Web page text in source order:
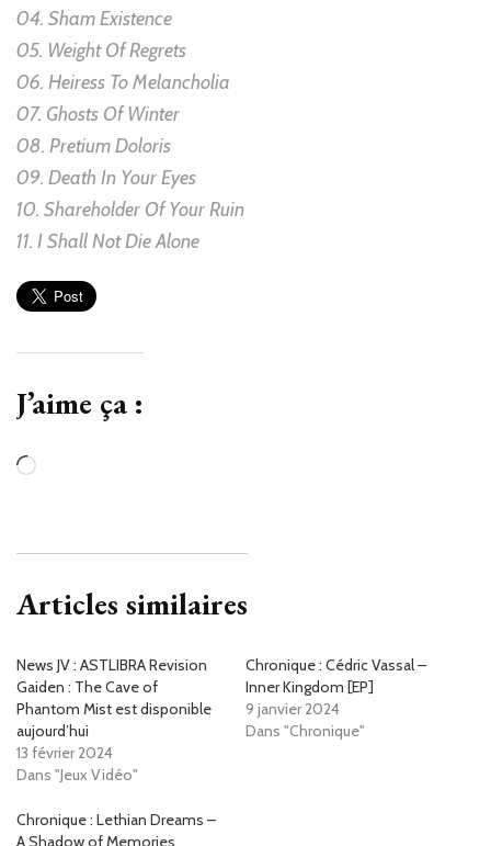
04. Sham Existence
05. Weight Of Regrets
06. Heiress To Melancholia
07. Ghosts Of Winter
08. Pretium Doloris
09. Death In Your Eyes
10. Shareholder Of Your Ruin
11. I Shall Not Die Alone
J’aime ça :
Chargement…
Articles similaires
News JV : ASTLIBRA Revision
Gaiden : The Cave of
Phantom Mist est disponible
aujourd’hui
13 février 2024
Dans "Jeux Vidéo"
Chronique : Cédric Vassal –
Inner Kingdom [EP]
9 janvier 2024
Dans "Chronique"
Chronique : Lethian Dreams –
A Shadow of Memories